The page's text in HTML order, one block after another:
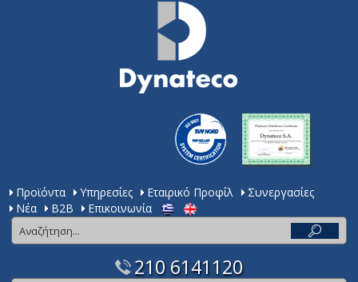
Προϊόντα Υπηρεσίες Εταιρικό Προφίλ
Συνεργασίες
Νέα
Β2Β Επικοινωνία
210 6141120